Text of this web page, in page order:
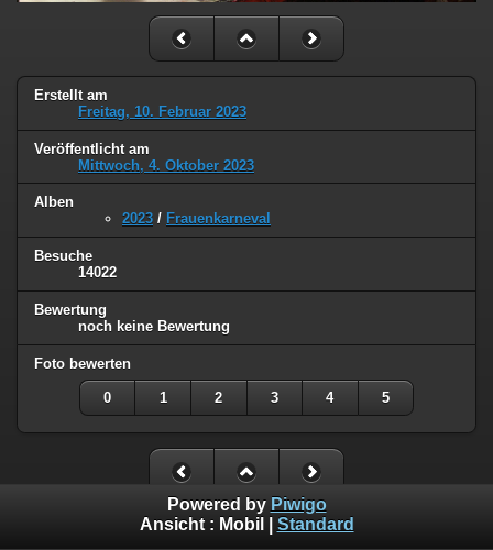
Erstellt am
Freitag, 10. Februar 2023
Veröffentlicht am
Mittwoch, 4. Oktober 2023
Alben
2023 / Frauenkarneval
Besuche
14022
Bewertung
noch keine Bewertung
Foto bewerten
0 1 2 3 4 5
Powered by Piwigo
Ansicht : Mobil Standard